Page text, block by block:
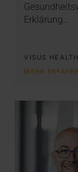
Erklärung…
VISUS
MEHR